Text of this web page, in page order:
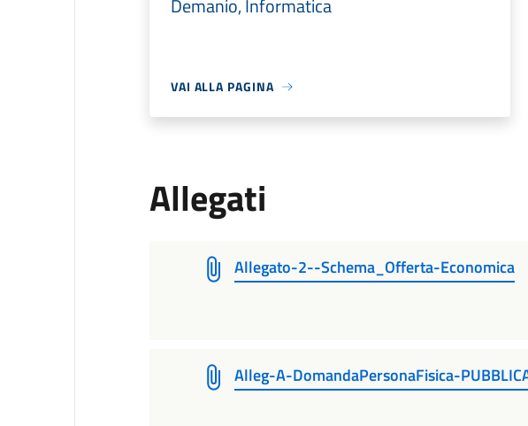
Demanio, Informatica
VAI ALLA PAGINA
Allegati
Allegato-2--Schema_Offerta-Economica
Alleg-A-DomandaPersonaFisica-